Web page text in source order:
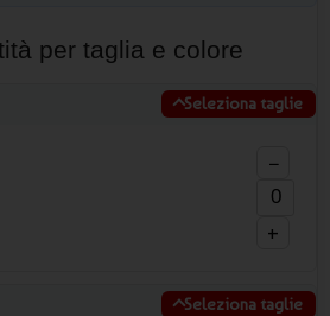
per taglia e colore
Seleziona taglie
−
+
Seleziona taglie